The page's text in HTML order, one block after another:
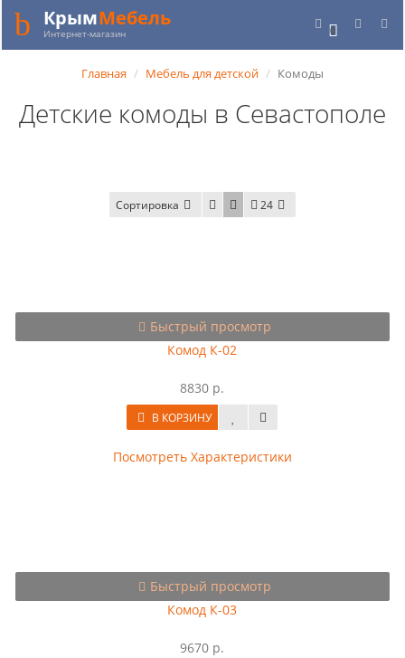
0
КрымМебель
Интернет-магазин
Главная Мебель для детской Комоды
Детские комоды в Севастополе
Сортировка 24
Быстрый просмотр
Комод К-02
8830 р.
В КОРЗИНУ
Посмотреть Характеристики
Быстрый просмотр
Комод К-03
9670 р.